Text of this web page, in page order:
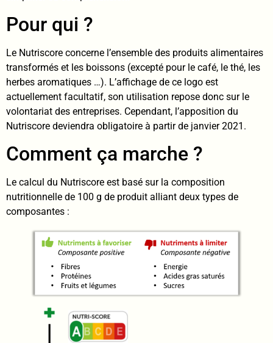
Pour qui ?
Le Nutriscore concerne l’ensemble des produits alimentaires
transformés et les boissons (excepté pour le café, le thé, les
herbes aromatiques …). L’affichage de ce logo est
actuellement facultatif, son utilisation repose donc sur le
volontariat des entreprises. Cependant, l’apposition du
Nutriscore deviendra obligatoire à partir de janvier 2021.
Comment ça marche ?
Le calcul du Nutriscore est basé sur la composition
nutritionnelle de 100 g de produit alliant deux types de
composantes :